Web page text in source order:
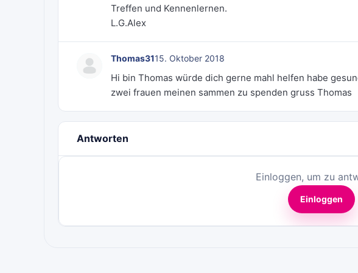
Treffen und Kennenlernen.
L.G.Alex
Thomas3115. Oktober 2018
Hi bin Thomas würde dich gerne mahl helfen habe
zwei frauen meinen sammen zu spenden gruss Thomas
Antworten
Einloggen, um zu
Einloggen